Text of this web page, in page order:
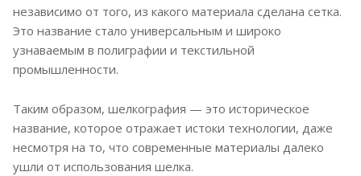
независимо от того, из какого материала сделана сетка.
Это название стало универсальным и широко
узнаваемым в полиграфии и текстильной
промышленности.
Таким образом, шелкография — это историческое
название, которое отражает истоки технологии, даже
несмотря на то, что современные материалы далеко
ушли от использования шелка.